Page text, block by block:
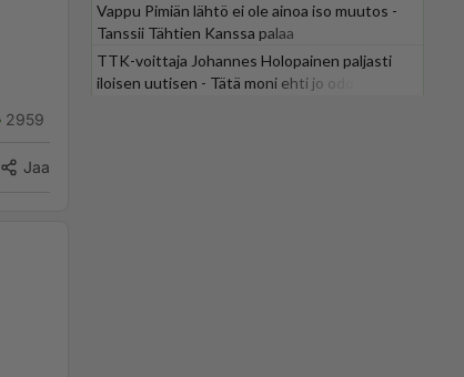
2959
Jaa
Vappu Pimiän lähtö ei ole ainoa iso muutos -
Tanssii Tähtien Kanssa palaa
TTK-voittaja Johannes Holopainen paljasti
iloisen uutisen - Tätä moni ehti jo odottaa